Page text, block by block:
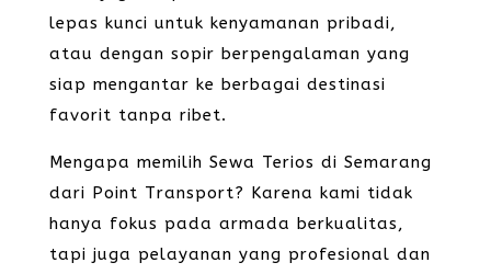
lepas kunci untuk kenyamanan pribadi,
atau dengan sopir berpengalaman yang
siap mengantar ke berbagai destinasi
favorit tanpa ribet.
Mengapa memilih Sewa Terios di Semarang
dari Point Transport? Karena kami tidak
hanya fokus pada armada berkualitas,
tapi juga pelayanan yang profesional dan